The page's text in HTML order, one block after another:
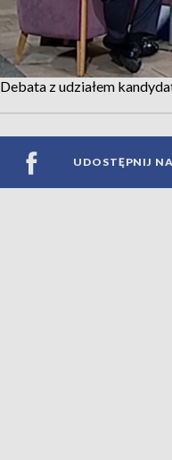
Debata z udziałem
UDOSTĘPNIJ